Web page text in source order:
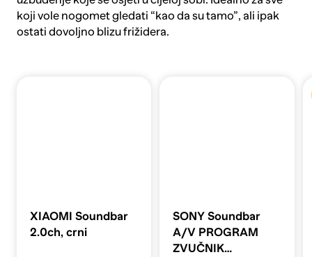
koji vole nogomet gledati “kao da su tamo”, ali ipak
ostati dovoljno blizu frižidera.
XIAOMI Soundbar
2.0ch, crni
SONY Soundbar
A/V PROGRAM
ZVUČNIK